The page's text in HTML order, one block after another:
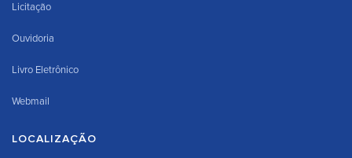
Licitação
Ouvidoria
Livro Eletrônico
Webmail
LOCALIZAÇÃO